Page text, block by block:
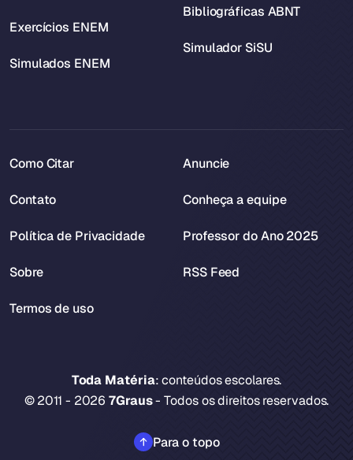
Exercícios ENEM
Simulados ENEM
Bibliográficas ABNT
Simulador SiSU
Toda Matéria: conteúdos escolares.
© 2011 - 20267Graus- Todos os direitos reservados.
Para o topo
Como Citar
Contato
Política de Privacidade
Sobre
Termos de uso
Anuncie
Conheça a equipe
Professor do Ano 2025
RSS Feed